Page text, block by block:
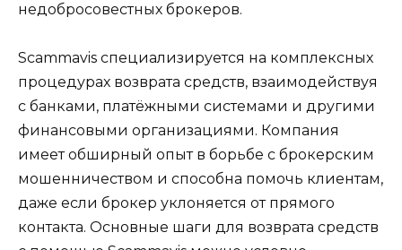
недобросовестных брокеров.
Scammavis специализируется на комплексных
процедурах возврата средств, взаимодействуя
с банками, платёжными системами и другими
финансовыми организациями. Компания
имеет обширный опыт в борьбе с брокерским
мошенничеством и способна помочь клиентам,
даже если брокер уклоняется от прямого
контакта. Основные шаги для возврата средств